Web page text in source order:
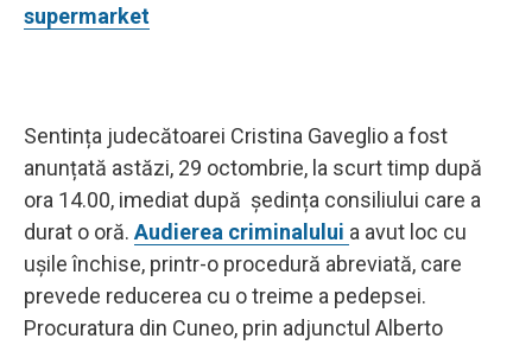
supermarket
Sentința judecătoarei Cristina Gaveglio a fost
anunțată astăzi, 29 octombrie, la scurt timp după
ora 14.00, imediat după ședința consiliului care a
durat o oră. Audierea criminalului a avut loc cu
ușile închise, printr-o procedură abreviată, care
prevede reducerea cu o treime a pedepsei.
Procuratura din Cuneo, prin adjunctul Alberto